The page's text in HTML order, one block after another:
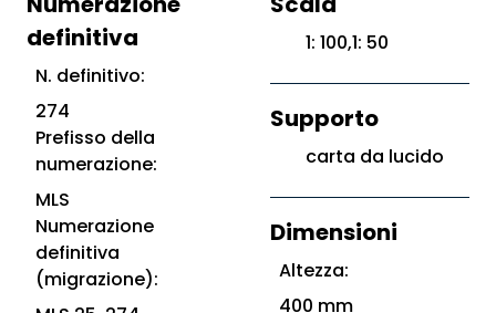
definitiva
N. definitivo:
274
Prefisso della
numerazione:
MLS
Numerazione
definitiva
(migrazione):
1: 100,1: 50
Supporto
carta da lucido
Dimensioni
Altezza:
400 mm